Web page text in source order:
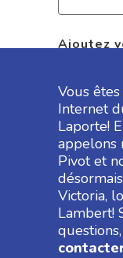
Vous
Internet
Laporte!
appelons
Pivot et
Victoria,
Lambert!
Ajoutez
Formats